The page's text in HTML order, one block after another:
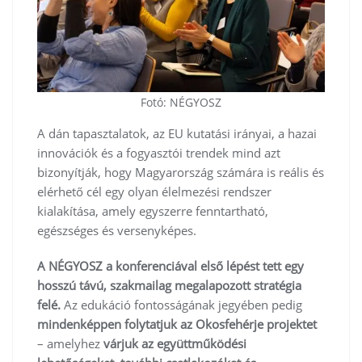
Fotó: NÉGYOSZ
A dán tapasztalatok, az EU kutatási irányai, a hazai
innovációk és a fogyasztói trendek mind azt
bizonyítják, hogy Magyarország számára is reális és
elérhető cél egy olyan élelmezési rendszer
kialakítása, amely egyszerre fenntartható,
egészséges és versenyképes.
A NÉGYOSZ a konferenciával első lépést tett egy
hosszú távú, szakmailag megalapozott stratégia
felé. Az edukáció fontosságának jegyében pedig
mindenképpen folytatjuk az Okosfehérje projektet
– amelyhez várjuk az együttműködési